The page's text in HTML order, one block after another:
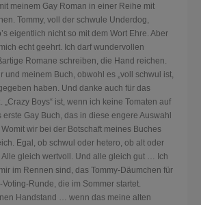
meinem Gay Roman in einer Reihe mit
Tommy, voll der schwule Underdog,
eigentlich nicht so mit dem Wort Ehre. Aber
echt geehrt. Ich darf wundervollen
Romane schreiben, die Hand reichen.
und meinem Buch, obwohl es „voll schwul ist,
haben. Und danke auch für das
„Crazy Boys“ ist, wenn ich keine Tomaten auf
Gay Buch, das in diese engere Auswahl
wir bei der Botschaft meines Buches
Egal, ob schwul oder hetero, ob alt oder
Alle gleich wertvoll. Und alle gleich gut … Ich
im Rennen sind, das Tommy-Däumchen für
Runde, die im Sommer startet.
Handstand … wenn das meine alten